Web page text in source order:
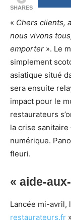
SHARES
« Chers clients,
nous vivons
emporter ». Le
simplement
asiatique situé
sera ensuite
impact pour le
restaurateurs
la crise
numérique.
fleuri.
« aide-
Lancée mi-avril,
restaurateurs.fr